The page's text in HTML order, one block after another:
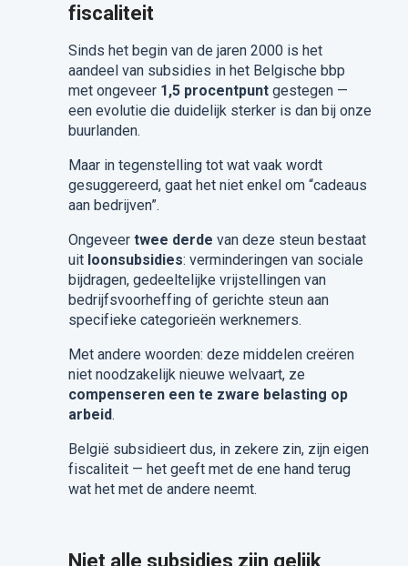
fiscaliteit
Sinds het begin van de jaren 2000 is het
aandeel van subsidies in het Belgische bbp
met ongeveer 1,5 procentpuntgestegen —
een evolutie die duidelijk sterker is dan bij onze
buurlanden.
Maar in tegenstelling tot wat vaak wordt
gesuggereerd, gaat het niet enkel om “cadeaus
aan bedrijven”.
Ongeveer twee derde van deze steun bestaat
uit loonsubsidies: verminderingen van sociale
bijdragen, gedeeltelijke vrijstellingen van
bedrijfsvoorheffing of gerichte steun aan
specifieke categorieën werknemers.
Met andere woorden: deze middelen creëren
niet noodzakelijk nieuwe welvaart, ze
compenseren een te zware belasting op
arbeid.
België subsidieert dus, in zekere zin, zijn eigen
fiscaliteit — het geeft met de ene hand terug
wat het met de andere neemt.
Niet alle subsidies zijn gelijk